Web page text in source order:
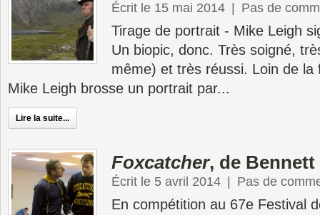
Écrit le 15 mai 2014 Pas de
Tirage de portrait - Mike Leigh
Un biopic, donc. Très soigné,
même) et très réussi. Loin de la
Mike Leigh brosse un portrait par...
Lire la suite...
Foxcatcher, de
Écrit le 5 avril 2014 Pas de
En compétition au 67e Festival